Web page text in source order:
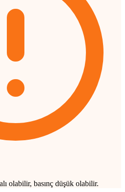
olabilir, basınç düşük olabilir.